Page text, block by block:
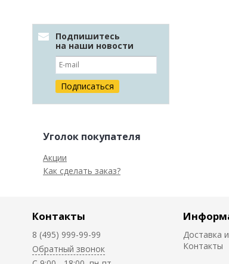
Подпишитесь
на наши новости
Уголок покупателя
Акции
Как сделать заказ?
Контакты
8 (495) 999-99-99
Обратный звонок
Доставка
Контакты